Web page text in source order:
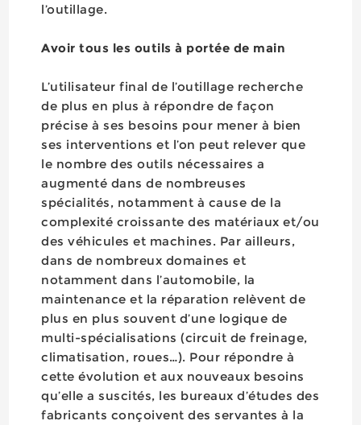
l’outillage.
Avoir tous les outils à portée de main
L’utilisateur final de l’outillage recherche
de plus en plus à répondre de façon
précise à ses besoins pour mener à bien
ses interventions et l’on peut relever que
le nombre des outils nécessaires a
augmenté dans de nombreuses
spécialités, notamment à cause de la
complexité croissante des matériaux et/ou
des véhicules et machines. Par ailleurs,
dans de nombreux domaines et
notamment dans l’automobile, la
maintenance et la réparation relèvent de
plus en plus souvent d’une logique de
multi-spécialisations (circuit de freinage,
climatisation, roues…). Pour répondre à
cette évolution et aux nouveaux besoins
qu’elle a suscités, les bureaux d’études des
fabricants conçoivent des servantes à la